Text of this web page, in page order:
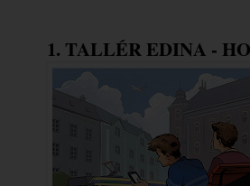
1. TALLÉR EDINA -